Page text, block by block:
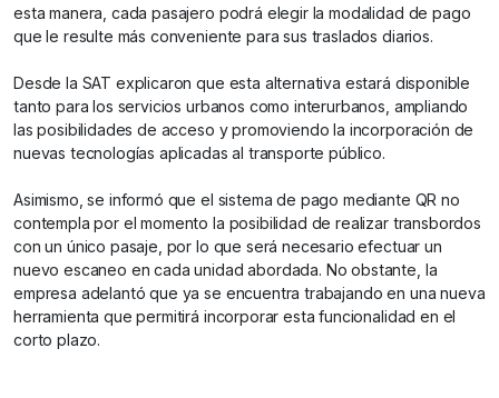
esta manera, cada pasajero podrá elegir la modalidad de pago
que le resulte más conveniente para sus traslados diarios.
Desde la SAT explicaron que esta alternativa estará disponible
tanto para los servicios urbanos como interurbanos, ampliando
las posibilidades de acceso y promoviendo la incorporación de
nuevas tecnologías aplicadas al transporte público.
Asimismo, se informó que el sistema de pago mediante QR no
contempla por el momento la posibilidad de realizar transbordos
con un único pasaje, por lo que será necesario efectuar un
nuevo escaneo en cada unidad abordada. No obstante, la
empresa adelantó que ya se encuentra trabajando en una nueva
herramienta que permitirá incorporar esta funcionalidad en el
corto plazo.